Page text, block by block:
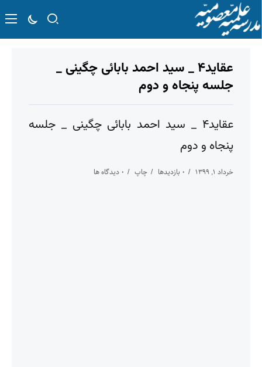
عقاید۴ _ سید احمد بابائی چگینی _
جلسه پنجاه و دوم
عقاید۴ _ سید احمد بابائی چگینی _ جلسه
پنجاه و دوم
خرداد ۱, ۱۳۹۹ ۰ بازدیدها چاپ ۰ دیدگاه ها